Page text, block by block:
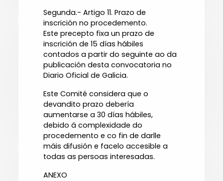
Segunda.- Artigo 11. Prazo de
inscrición no procedemento.
Este precepto fixa un prazo de
inscrición de 15 días hábiles
contados a partir do seguinte ao da
publicación desta convocatoria no
Diario Oficial de Galicia.
Este Comité considera que o
devandito prazo debería
aumentarse a 30 días hábiles,
debido á complexidade do
procedemento e co fin de darlle
máis difusión e facelo accesible a
todas as persoas interesadas.
ANEXO